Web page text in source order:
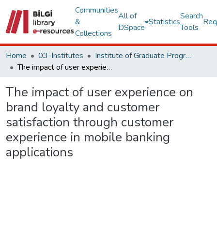
Communities
&
Collections
All of
DSpace
Statistics
Search
Tools
Home 03-Institutes
Institute of Graduate Programs Other Publications Collection
The impact of user experience on brand loyalty and customer satisfaction through customer experience in mobile banking applications
The impact of user experience on
brand loyalty and customer
satisfaction through customer
experience in mobile banking
applications